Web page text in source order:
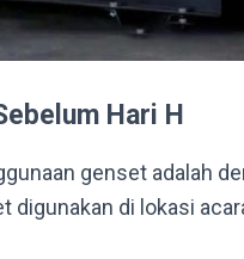
Hari H
genset adalah
di lokasi